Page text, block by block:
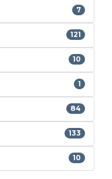
7
121
10
1
84
133
10